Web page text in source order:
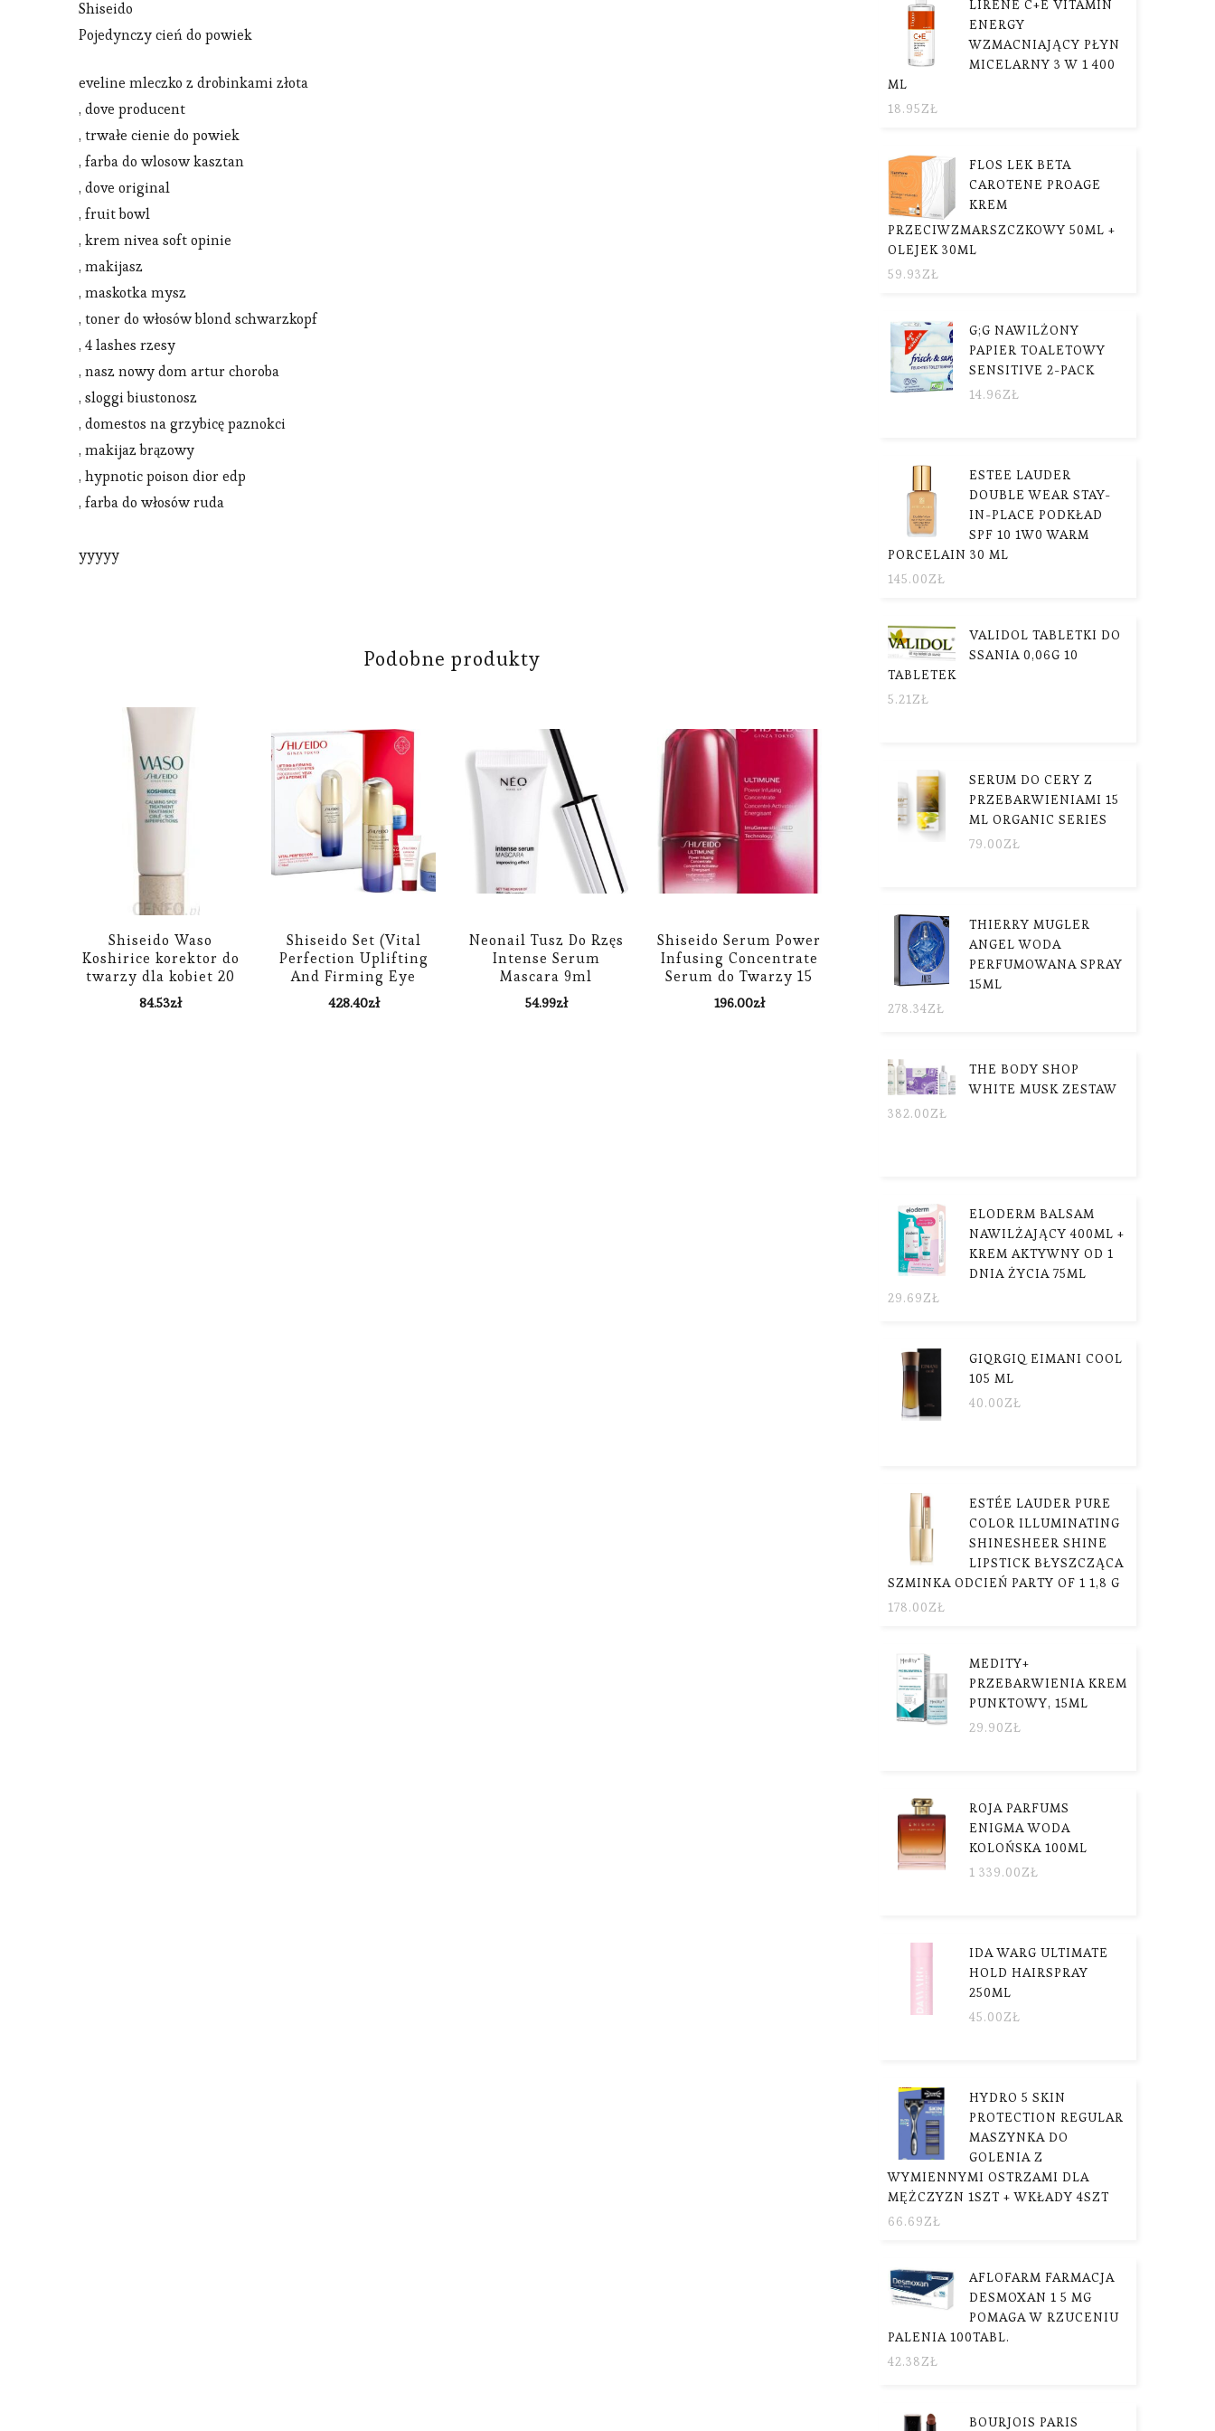
Shiseido
Pojedynczy cień do powiek
eveline mleczko z drobinkami złota
, dove producent
, trwałe cienie do powiek
, farba do wlosow kasztan
, dove original
, fruit bowl
, krem nivea soft opinie
, makijasz
, maskotka mysz
, toner do włosów blond schwarzkopf
, 4 lashes rzesy
, nasz nowy dom artur choroba
, sloggi biustonosz
, domestos na grzybicę paznokci
, makijaz brązowy
, hypnotic poison dior edp
, farba do włosów ruda
yyyyy
Podobne produkty
Shiseido Waso
Koshirice korektor do
twarzy dla kobiet 20
ml
84.53zł
Shiseido Set (Vital
Perfection Uplifting
And Firming Eye
Cream+ Power
Infusing Concentrate)
428.40zł
Neonail Tusz Do Rzęs
Intense Serum
Mascara 9ml
54.99zł
Shiseido Serum Power
Infusing Concentrate
Serum do Twarzy 15
ml
196.00zł
LIRENE C+E VITAMIN
ENERGY
WZMACNIAJĄCY PŁYN
MICELARNY 3 W 1 400
ML
18.95ZŁ
FLOS LEK BETA
CAROTENE PROAGE
KREM
PRZECIWZMARSZCZKOWY 50ML +
OLEJEK 30ML
59.93ZŁ
G;G NAWILŻONY
PAPIER TOALETOWY
SENSITIVE 2-PACK
14.96ZŁ
ESTEE LAUDER
DOUBLE WEAR STAY-
IN-PLACE PODKŁAD
SPF 10 1W0 WARM
PORCELAIN 30 ML
145.00ZŁ
VALIDOL TABLETKI DO
SSANIA 0,06G 10
TABLETEK
5.21ZŁ
SERUM DO CERY Z
PRZEBARWIENIAMI 15
ML ORGANIC SERIES
79.00ZŁ
THIERRY MUGLER
ANGEL WODA
PERFUMOWANA SPRAY
15ML
278.34ZŁ
THE BODY SHOP
WHITE MUSK ZESTAW
382.00ZŁ
ELODERM BALSAM
NAWILŻAJĄCY 400ML +
KREM AKTYWNY OD 1
DNIA ŻYCIA 75ML
29.69ZŁ
GIQRGIQ EIMANI COOL
105 ML
40.00ZŁ
ESTÉE LAUDER PURE
COLOR ILLUMINATING
SHINESHEER SHINE
LIPSTICK BŁYSZCZĄCA
SZMINKA ODCIEŃ PARTY OF 1 1,8 G
178.00ZŁ
MEDITY+
PRZEBARWIENIA KREM
PUNKTOWY, 15ML
29.90ZŁ
ROJA PARFUMS
ENIGMA WODA
KOLOŃSKA 100ML
1 339.00ZŁ
IDA WARG ULTIMATE
HOLD HAIRSPRAY
250ML
45.00ZŁ
HYDRO 5 SKIN
PROTECTION REGULAR
MASZYNKA DO
GOLENIA Z
WYMIENNYMI OSTRZAMI DLA
MĘŻCZYZN 1SZT + WKŁADY 4SZT
66.69ZŁ
AFLOFARM FARMACJA
DESMOXAN 1 5 MG
POMAGA W RZUCENIU
PALENIA 100TABL.
42.38ZŁ
BOURJOIS PARIS